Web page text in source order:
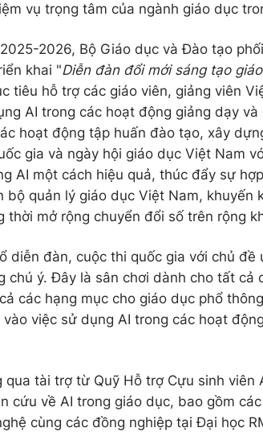
vụ trọng tâm của ngành giáo dục
2026, Bộ Giáo dục và Đào tạo
khai "Diễn đàn đổi mới sáng tạo
tiêu hỗ trợ các giáo viên, giảng viên
AI trong các hoạt động giảng dạy
hoạt động tập huấn đào tạo, xây
gia và ngày hội giáo dục Việt Nam
AI một cách hiệu quả, thúc đẩy sự
bộ quản lý giáo dục Việt Nam, khuyến
thời mở rộng chuyển đổi số trên rộng
diễn đàn, cuộc thi quốc gia với chủ
chú ý. Đây là sân chơi dành cho tất cả
các hạng mục cho giáo dục phổ
việc sử dụng AI trong các hoạt
qua tài trợ từ Quỹ Hỗ trợ Cựu sinh viên
cứu về AI trong giáo dục, bao gồm
cùng các đồng nghiệp tại Đại học